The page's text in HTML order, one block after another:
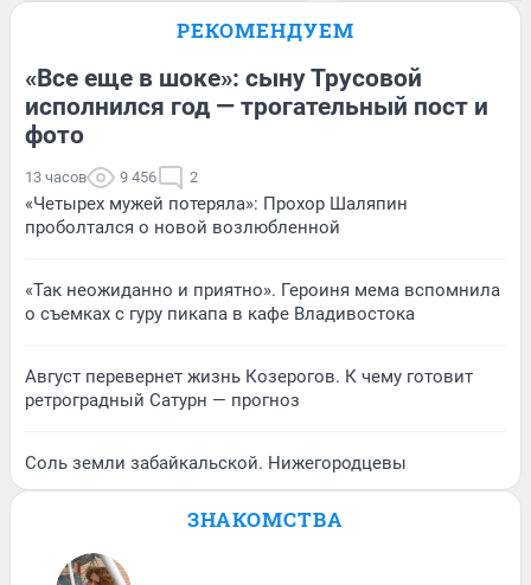
РЕКОМЕНДУЕМ
«Все еще в шоке»: сыну Трусовой
исполнился год — трогательный пост и
фото
13 часов 9 456 2
«Четырех мужей потеряла»: Прохор Шаляпин
проболтался о новой возлюбленной
«Так неожиданно и приятно». Героиня мема вспомнила
о съемках с гуру пикапа в кафе Владивостока
Август перевернет жизнь Козерогов. К чему готовит
ретроградный Сатурн — прогноз
Соль земли забайкальской. Нижегородцевы
ЗНАКОМСТВА